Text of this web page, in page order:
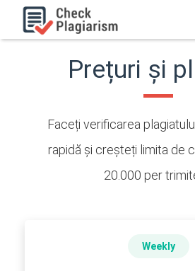
Prețuri și
Faceți verificarea
rapidă și creșteți limita de
20.000 per
Weekly